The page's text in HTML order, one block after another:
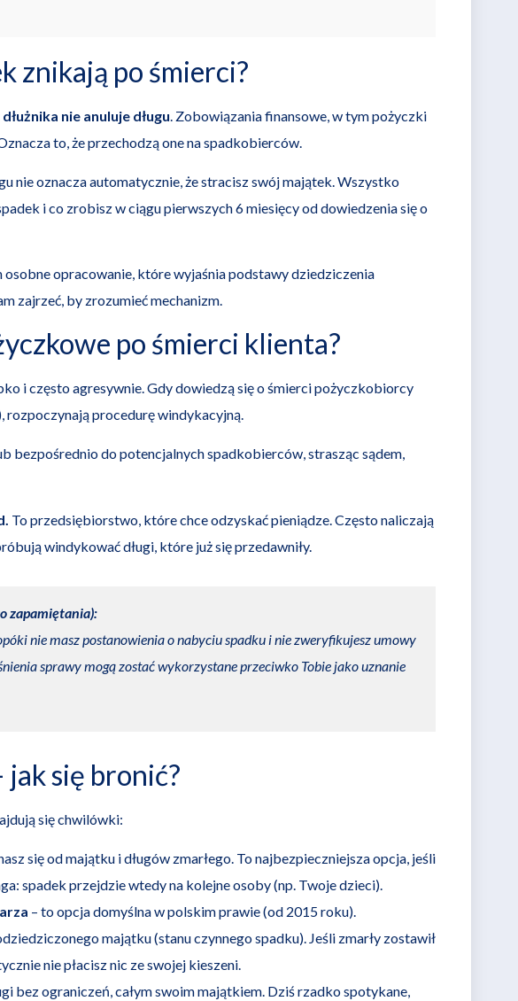
znikają po śmierci?
nie anuluje długu . Zobowiązania finansowe, w tym pożyczki
to, że przechodzą one na spadkobierców.
nie oznacza automatycznie, że stracisz swój majątek. Wszystko
i co zrobisz w ciągu pierwszych 6 miesięcy od dowiedzenia się o
opracowanie, które wyjaśnia podstawy dziedziczenia
zajrzeć, by zrozumieć mechanizm.
po śmierci klienta?
i często agresywnie. Gdy dowiedzą się o śmierci pożyczkobiorcy
procedurę windykacyjną.
bezpośrednio do potencjalnych spadkobierców, strasząc sądem,
To przedsiębiorstwo, które chce odzyskać pieniądze. Często naliczają
windykować długi, które już się przedawniły.
zapamiętania):
nie masz postanowienia o nabyciu spadku i nie zweryfikujesz umowy
sprawy mogą zostać wykorzystane przeciwko Tobie jako uznanie
jak się bronić?
się chwilówki:
się od majątku i długów zmarłego. To najbezpieczniejsza opcja, jeśli
spadek przejdzie wtedy na kolejne osoby (np. Twoje dzieci).
– to opcja domyślna w polskim prawie (od 2015 roku).
majątku (stanu czynnego spadku). Jeśli zmarły zostawił
nie płacisz nic ze swojej kieszeni.
bez ograniczeń, całym swoim majątkiem. Dziś rzadko spotykane,